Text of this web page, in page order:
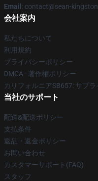
Email : contact@sean-
会社案内
私たちについて
利用規約
プライバシーポリシー
DMCA - 著作権ポリシー
カリフォルニアSB657: サプ
当社のサポート
配送&配送ポリシー
支払条件
返品・返金ポリシー
お問い合わせ
カスタマーサポート(FAQ)
スタッフ